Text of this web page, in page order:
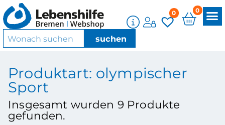
0 0
Produktart: olympischer
Sport
Insgesamt wurden 9 Produkte
gefunden.